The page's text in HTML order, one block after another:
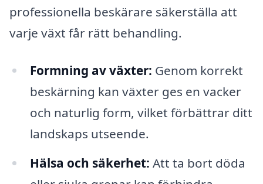
professionella beskärare säkerställa att
varje växt får rätt behandling.
Formning av växter: Genom korrekt
beskärning kan växter ges en vacker
och naturlig form, vilket förbättrar ditt
landskaps utseende.
Hälsa och säkerhet: Att ta bort döda